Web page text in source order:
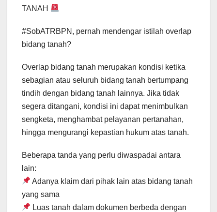
TANAH
#SobATRBPN, pernah mendengar istilah overlap
bidang tanah?
Overlap bidang tanah merupakan kondisi ketika
sebagian atau seluruh bidang tanah bertumpang
tindih dengan bidang tanah lainnya. Jika tidak
segera ditangani, kondisi ini dapat menimbulkan
sengketa, menghambat pelayanan pertanahan,
hingga mengurangi kepastian hukum atas tanah.
Beberapa tanda yang perlu diwaspadai antara
lain:
Adanya klaim dari pihak lain atas bidang tanah
yang sama
Luas tanah dalam dokumen berbeda dengan